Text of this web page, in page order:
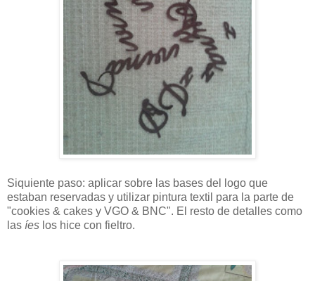
Siquiente paso: aplicar sobre las bases del logo que
estaban reservadas y utilizar pintura textil para la parte de
"cookies & cakes y VGO & BNC". El resto de detalles como
las íes los hice con fieltro.